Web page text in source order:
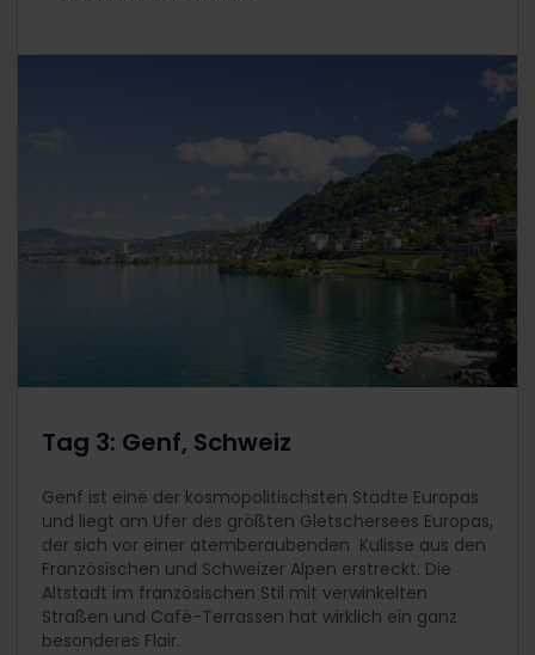
Tag 3: Genf, Schweiz
Genf ist eine der kosmopolitischsten Städte Europas
und liegt am Ufer des größten Gletschersees Europas,
der sich vor einer atemberaubenden Kulisse aus den
Französischen und Schweizer Alpen erstreckt. Die
Altstadt im französischen Stil mit verwinkelten
Straßen und Café-Terrassen hat wirklich ein ganz
besonderes Flair.